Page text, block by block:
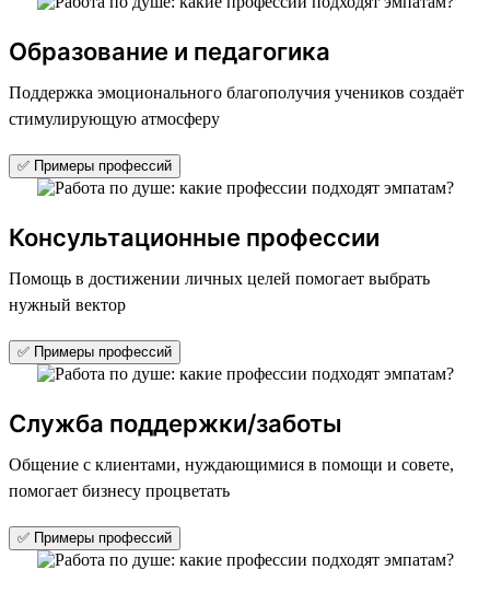
Образование и педагогика
Поддержка эмоционального благополучия учеников создаёт
стимулирующую атмосферу
✅ Примеры профессий
Консультационные профессии
Помощь в достижении личных целей помогает выбрать
нужный вектор
✅ Примеры профессий
Служба поддержки/заботы
Общение с клиентами, нуждающимися в помощи и совете,
помогает бизнесу процветать
✅ Примеры профессий